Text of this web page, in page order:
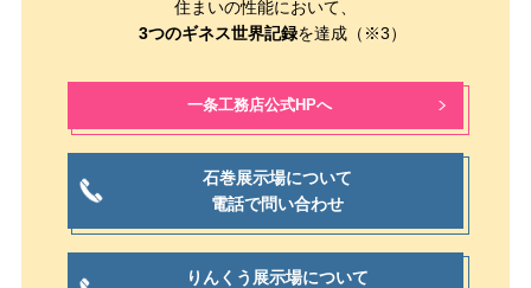
住まいの性能において、
3つのギネス世界記録を達成（※3）
一条工務店公式HPへ
石巻展示場について
電話で問い合わせ
りんくう展示場について